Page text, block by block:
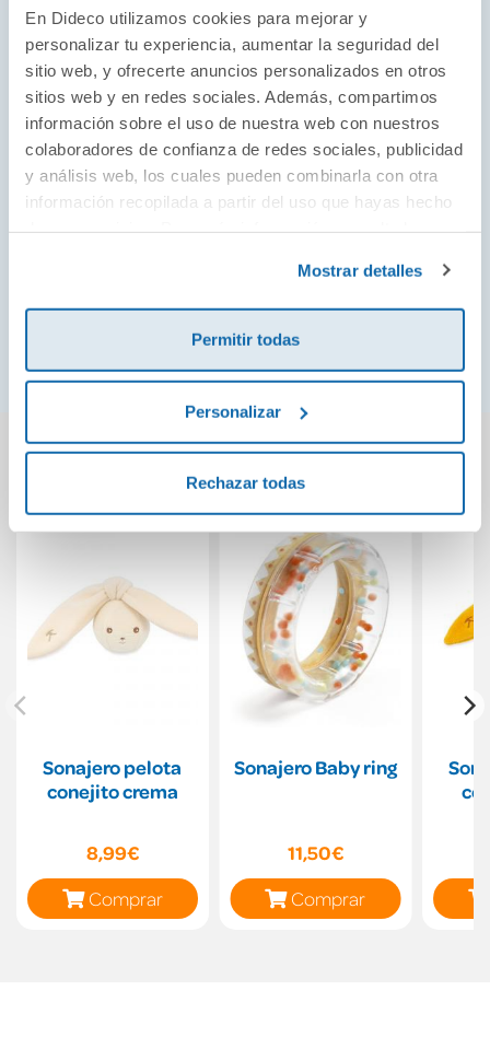
En Dideco utilizamos cookies para mejorar y
personalizar tu experiencia, aumentar la seguridad del
sitio web, y ofrecerte anuncios personalizados en otros
sitios web y en redes sociales. Además, compartimos
información sobre el uso de nuestra web con nuestros
colaboradores de confianza de redes sociales, publicidad
y análisis web, los cuales pueden combinarla con otra
información recopilada a partir del uso que hayas hecho
Mostrar detalles
Permitir todas
Personalizar
Rechazar todas
Fundada en 1995, Lilliputiens ha convertido el
juguete de tela en su seña de identidad. Con
una estética llena de colores y texturas, es una
de las marcas aliadas de los más pequeños de
la casa para descubrir el mundo que les rodea
a través del juego simbólico, los peluches de
actividades y sus personajes, que siempre
acompañan a niños y niñas en su aprendizaje.
¡Ver todo!
También podría gustarte...
Sonajero pelota
conejito crema
8,99€
Comprar
Sonajero Baby ring
11,50€
Comprar